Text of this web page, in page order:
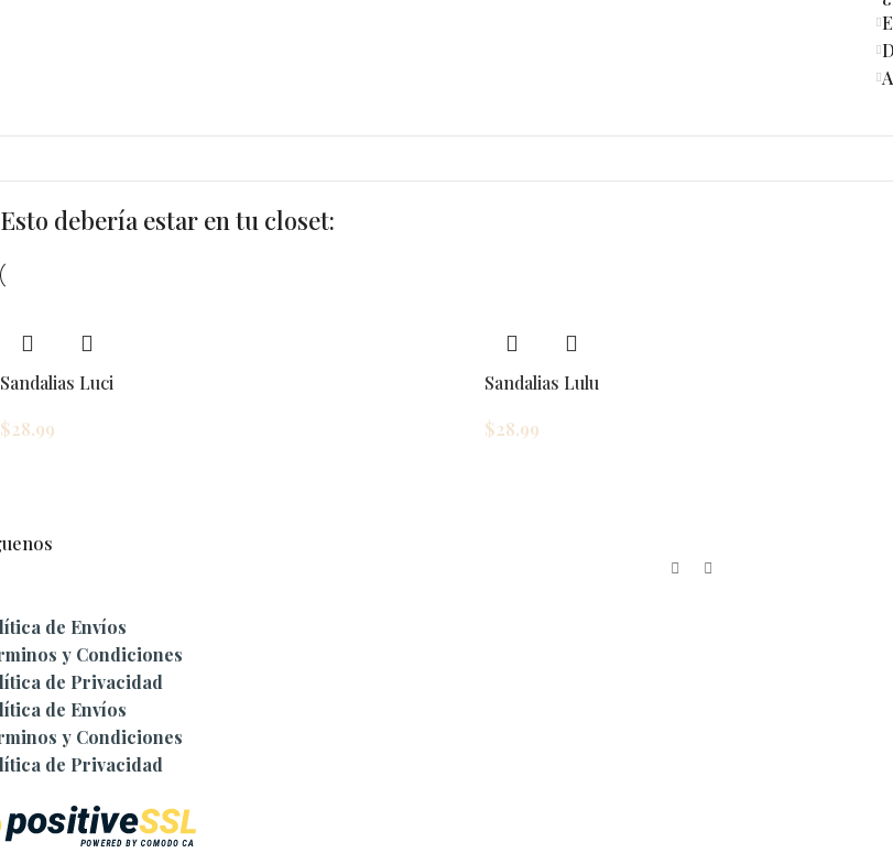
Esto debería estar en tu closet:
Sandalias Luci
$28.99
Sandalias Lulu
$28.99
de Envíos
y Condiciones
de Privacidad
de Envíos
y Condiciones
de Privacidad